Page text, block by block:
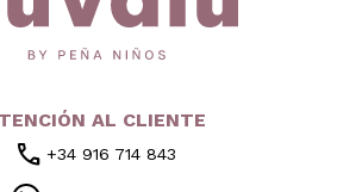
AL CLIENTE
call +34 916 714 843